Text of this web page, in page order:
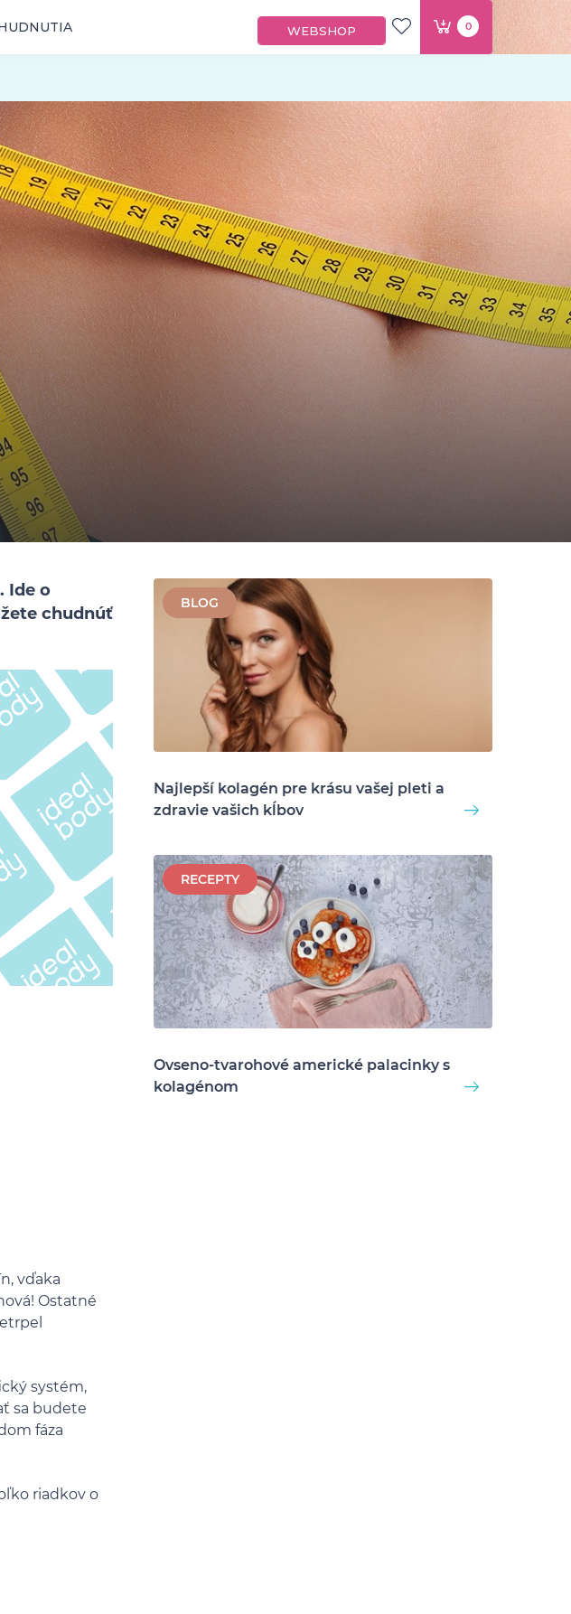
WEBSHOP 0
Ide o
chudnúť
vďaka
Ostatné
systém,
sa budete
fáza
riadkov o
BLOG
Najlepší kolagén pre krásu vašej pleti a
zdravie vašich kĺbov
RECEPTY
Ovseno-tvarohové americké palacinky s
kolagénom